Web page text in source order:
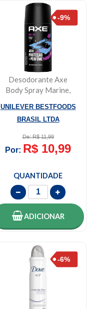
Desodorante Axe
Body Spray Marine,
UNILEVER BESTFOODS
BRASIL LTDA
De: R$ 11,99
Por: R$ 10,99
QUANTIDADE
ADICIONAR